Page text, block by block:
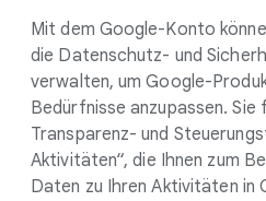
Mit dem Google-Konto
die Datenschutz- und
verwalten, um Google-
Bedürfnisse anzupassen.
Transparenz- und
Aktivitäten“, die Ihnen zum
Daten zu Ihren Aktivitäten in